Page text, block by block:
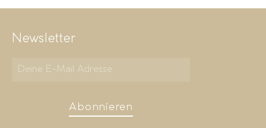
Newsletter
Abonnieren